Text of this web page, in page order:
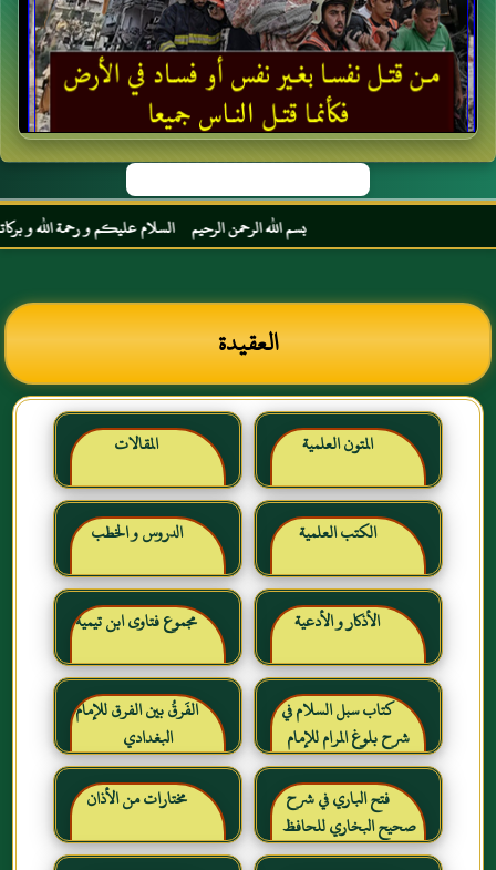
بسم الله الرحمن الرحيم السلام عليكم و رحمة الله و
العقيدة
المتون العلمية المقالات
الكتب العلمية الدروس و الخطب
الأذكار و الأدعية مجموع فتاوى ابن تيمية
كتاب سبل السلام في
شرح بلوغ المرام للإمام
الصنعاني رحمه الله
الفَرقُ بين الفرق للإمام
البغدادي
فتح الباري في شرح
صحيح البخاري للحافظ
ابن حجر العسقلاني
مختارات من الأذان